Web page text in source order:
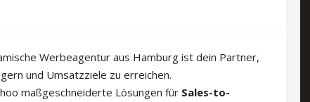
Werbeagentur aus Hamburg ist dein Partner,
und Umsatzziele zu erreichen.
maßgeschneiderte Lösungen für Sales-to-